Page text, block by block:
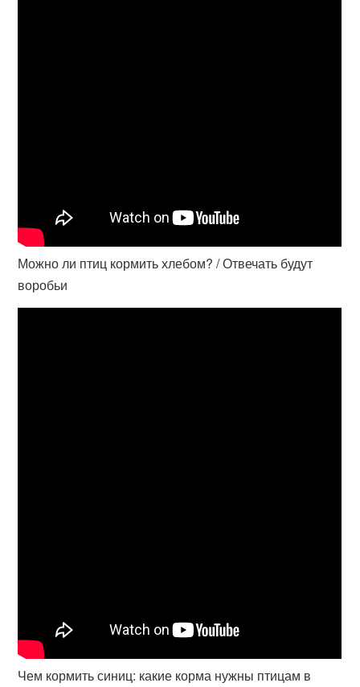
Можно ли птиц кормить хлебом? / Отвечать будут
воробьи
Чем кормить синиц: какие корма нужны птицам в